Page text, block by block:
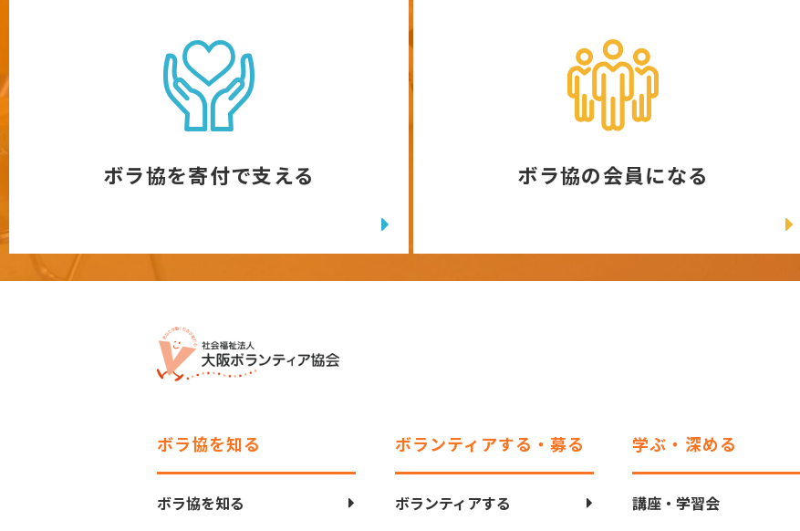
ボラ協を寄付で支える ボラ協の会員になる
ボラ協を知る
ボラ協を知る
ボランティアする・募る
ボランティアする
学ぶ・深める
講座・学習会